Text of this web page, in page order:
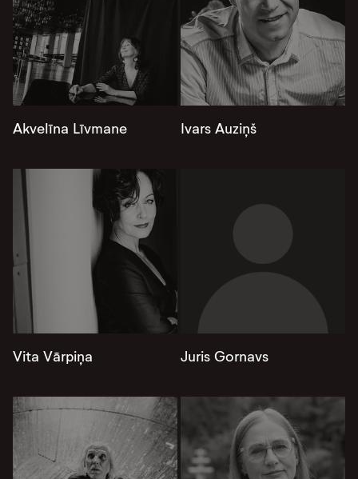
Akvelīna Līvmane Ivars Auziņš
Vita Vārpiņa Juris Gornavs